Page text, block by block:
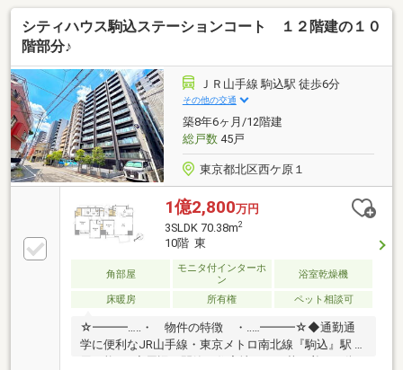
久」駅まで徒歩５分○来訪者を確認出来るモニター付
きオートロック○２８．０５㎡のルーフテラス付き
武ストア西尾久店まで 徒歩２分（約１３０m）・荒川
区立尾久第六小学校まで 徒歩５分（約３５０ｍ）※記
載のルーフバルコニー面積はルーフテラスの面積です
シティハウス駒込ステーションコート １２階建の１０
階部分♪
ＪＲ山手線 駒込駅 徒歩6分
その他の交通
築8年6ヶ月/12階建
総戸数45戸
東京都北区西ケ原１
1億2,800万円
3SLDK 70.38m2
10階 東
角部屋
モニタ付インターホ
ン
浴室乾燥機
床暖房 所有権 ペット相談可
☆━━━…‥・ 物件の特徴 ・‥…━━━☆◆通勤通
学に便利なJR山手線・東京メトロ南北線『駒込』駅 利